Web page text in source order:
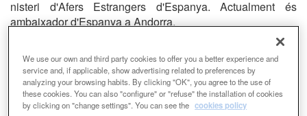
nisteri d'Afers Estrangers d'Espanya.Actualment és
ambaixador d'Espanya a Andorra.
We use our own and third party cookies to offer you a better experience and
service and, if applicable, show advertising related to preferences by
analyzing your browsing habits. By clicking "OK", you agree to the use of
these cookies. You can also "configure" or "refuse" the installation of cookies
by clicking on "change settings". You can see the cookies policy